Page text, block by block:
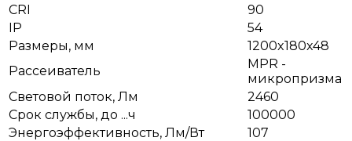
CRI
90
IP
54
Размеры, мм
1200x180x48
Рассеиватель
MPR -
микропризма
Световой поток, Лм
2460
Срок службы, до ...ч
100000
Энергоэффективность, Лм/Вт
107